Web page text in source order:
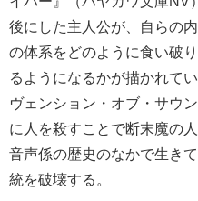
後にした主人公が、自らの
の体系をどのように食い破
るようになるかが描かれて
ヴェンション・オブ・サウ
に人を殺すことで断末魔の
音声係の歴史のなかで生き
統を破壊する。